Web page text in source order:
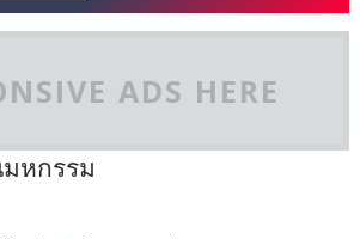
ADS HERE
หกรรม